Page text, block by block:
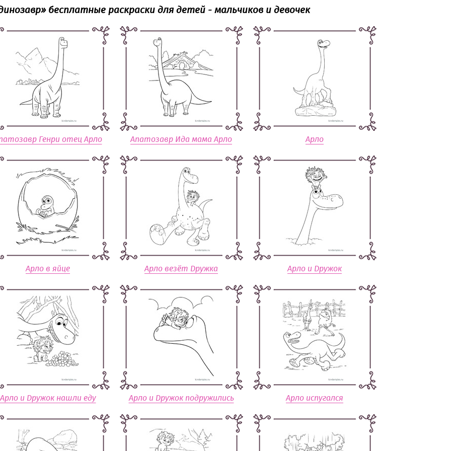
бесплатные раскраски для детей - мальчиков и девочек
Генри отец Арло Апатозавр Ида мама Арло Арло
Арло в яйце Арло везёт Дружка Арло и Дружок
Арло и Дружок нашли еду Арло и Дружок подружились Арло испугался